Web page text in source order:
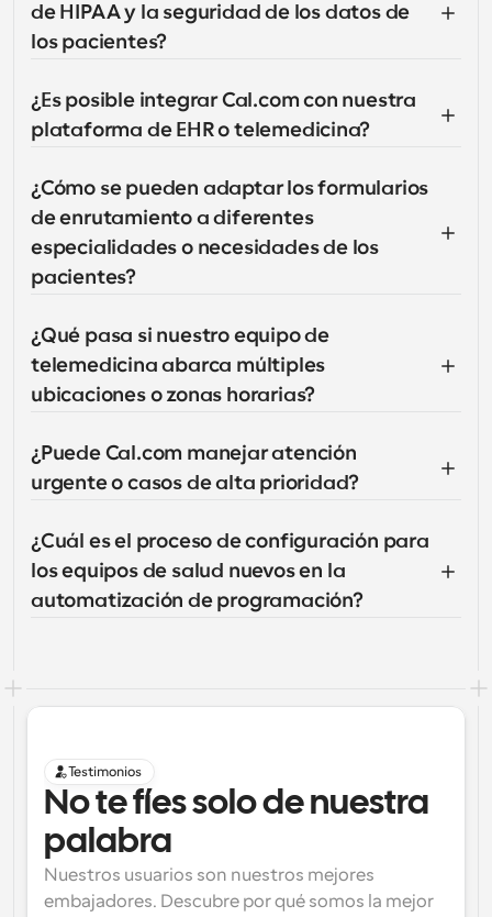
de HIPAA y la seguridad de los datos de
los pacientes?
¿Es posible integrar Cal.com con nuestra
plataforma de EHR o telemedicina?
¿Cómo se pueden adaptar los formularios
de enrutamiento a diferentes
especialidades o necesidades de los
pacientes?
¿Qué pasa si nuestro equipo de
telemedicina abarca múltiples
ubicaciones o zonas horarias?
¿Puede Cal.com manejar atención
urgente o casos de alta prioridad?
¿Cuál es el proceso de configuración para
los equipos de salud nuevos en la
automatización de programación?
Testimonios
No te fíes solo de nuestra
palabra
Nuestros usuarios son nuestros mejores
embajadores. Descubre por qué somos la mejor